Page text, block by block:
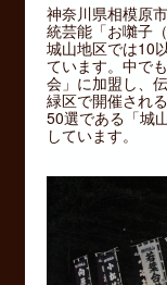
神奈川県相模原
統芸能「お囃子
城山地区では10
ています。中で
会」に加盟し、
緑区で開催され
50選である「城
しています。